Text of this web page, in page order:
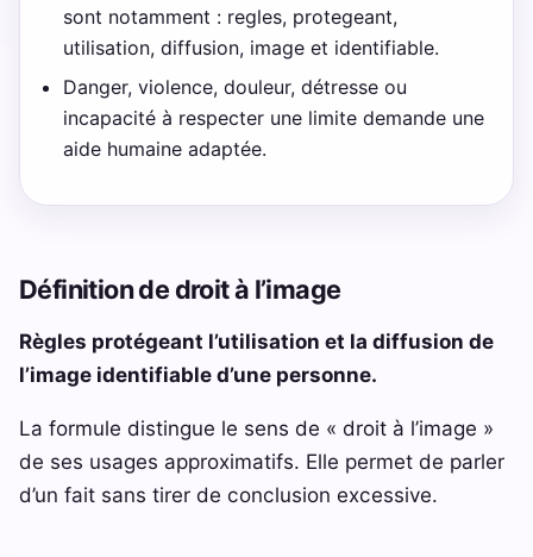
sont notamment : regles, protegeant,
utilisation, diffusion, image et identifiable.
Danger, violence, douleur, détresse ou
incapacité à respecter une limite demande une
aide humaine adaptée.
Définition de droit à l’image
Règles protégeant l’utilisation et la diffusion de
l’image identifiable d’une personne.
La formule distingue le sens de « droit à l’image »
de ses usages approximatifs. Elle permet de parler
d’un fait sans tirer de conclusion excessive.